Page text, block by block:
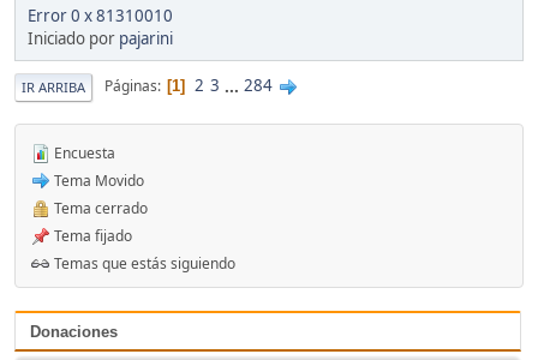
Donaciones
Error 0 x 81310010
Iniciado por pajarini
IR ARRIBA Páginas 1 2 3 ... 284
Encuesta
Tema Movido
Tema cerrado
Tema fijado
Temas que estás siguiendo